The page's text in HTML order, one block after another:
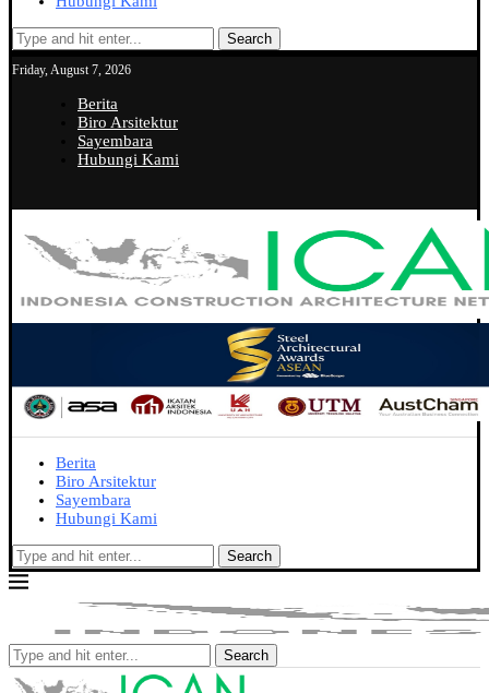
Search
Friday, August 7, 2026
Berita
Biro Arsitektur
Sayembara
Hubungi Kami
Berita
Biro Arsitektur
Sayembara
Hubungi Kami
Search
Search